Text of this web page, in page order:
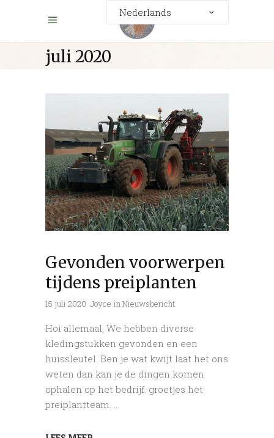
Nederlands
juli 2020
Gevonden voorwerpen
tijdens preiplanten
15 juli 2020 Joyce inNieuwsbericht
Hoi allemaal, We hebben diverse
kledingstukken gevonden en een
huissleutel. Ben je wat kwijt laat het ons
weten dan kan je de dingen komen
ophalen op het bedrijf. groetjes het
preiplantteam.